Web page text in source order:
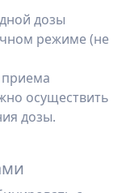
дозы
режиме (не
осуществить
дозы.